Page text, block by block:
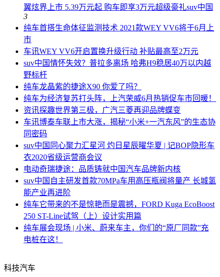
翼炫界上市 5.39万元起 购车即享3万元超级豪礼suv中国
3
纯车首搭生命体征监测技术 2021款WEY VV6将于6月上
市
车讯WEY VV6开启置换升级行动 补贴最高至2万元
suv中国情怀失效？普拉多离场 哈弗H9稳居40万以内越
野标杆
纯车龙晶紫的捷途X90 你爱了吗？
纯车为经济复苏打头阵，上汽荣威6月热销促车市回暖！
资讯探趣世界第三极，广汽三菱再迎品牌蝶变
车讯博泰车联上市大涨，揭秘“小米+一汽东风”的生态协
同密码
suv中国 同心聚力汇星河 灼日星辰曜华夏 | 记BOP隐形车
衣2020省级运营商会议
电动奇瑞捷途：品质铸就中国汽车品牌新内核
suv中国 自主研发首款70MPa车用高压瓶阀将量产 长城氢
能产业再进阶
纯车它带来的不是惊艳而是震撼，FORD Kuga EcoBoost
250 ST-Line试驾（上）设计实用篇
纯车展会现场 | 小米、蔚来车主，你们的“原厂同款”充
电桩在这！
科技汽车